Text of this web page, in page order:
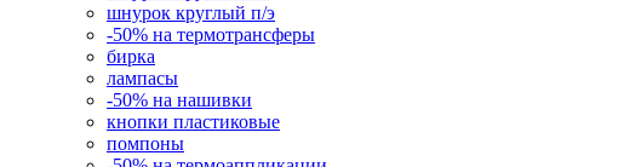
шнурок круглый п/э
-50% на термотрансферы
бирка
лампасы
-50% на нашивки
кнопки пластиковые
помпоны